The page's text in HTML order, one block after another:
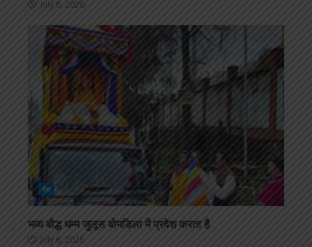
July 8, 2026
देश
भव्य बौद्ध धम्म जुलूस बोमडिला में प्रवेश करता है
July 6, 2026